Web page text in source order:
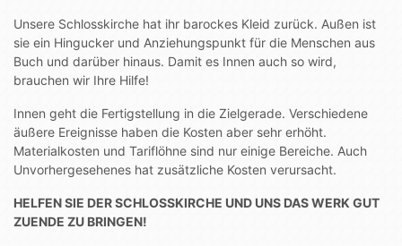
Unsere Schlosskirche hat ihr barockes Kleid zurück. Außen ist
sie ein Hingucker und Anziehungspunkt für die Menschen aus
Buch und darüber hinaus. Damit es Innen auch so wird,
brauchen wir Ihre Hilfe!
Innen geht die Fertigstellung in die Zielgerade. Verschiedene
äußere Ereignisse haben die Kosten aber sehr erhöht.
Materialkosten und Tariflöhne sind nur einige Bereiche. Auch
Unvorhergesehenes hat zusätzliche Kosten verursacht.
HELFEN SIE DER SCHLOSSKIRCHE UND UNS DAS WERK GUT
ZUENDE ZU BRINGEN!